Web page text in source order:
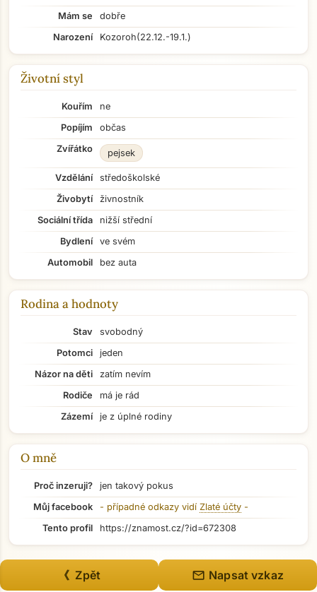
Mám se
dobře
Narození
Kozoroh(22.12.-19.1.)
Životní styl
Kouřím
ne
Popíjím
občas
Zvířátko
pejsek
Vzdělání
středoškolské
Živobytí
živnostník
Sociální třída
nižší střední
Bydlení
ve svém
Automobil
bez auta
Rodina a hodnoty
Stav
svobodný
Potomci
jeden
Názor na děti
zatím nevím
Rodiče
má je rád
Zázemí
je z úplné rodiny
O mně
Proč inzeruji?
jen takový pokus
Můj facebook
- případné odkazy vidí Zlaté účty -
Tento profil
https://znamost.cz/?id=672308
《 Zpět mail Napsat vzkaz